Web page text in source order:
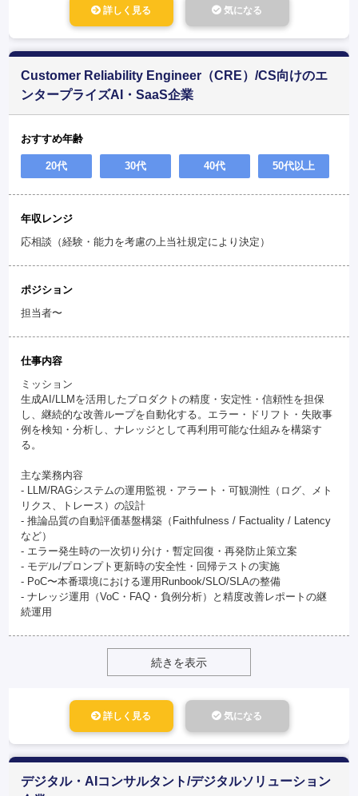
詳しく見る 気になる
Customer Reliability Engineer（CRE）/CS向けのエ
ンタープライズAI・SaaS企業
おすすめ年齢
20代 30代 40代 50代以上
年収レンジ
応相談（経験・能力を考慮の上当社規定により決定）
ポジション
担当者〜
仕事内容
ミッション
生成AI/LLMを活用したプロダクトの精度・安定性・信頼性を担保
し、継続的な改善ループを自動化する。エラー・ドリフト・失敗事
例を検知・分析し、ナレッジとして再利用可能な仕組みを構築す
る。
主な業務内容
- LLM/RAGシステムの運用監視・アラート・可観測性（ログ、メト
リクス、トレース）の設計
- 推論品質の自動評価基盤構築（Faithfulness / Factuality / Latency
など）
- エラー発生時の一次切り分け・暫定回復・再発防止策立案
- モデル/プロンプト更新時の安全性・回帰テストの実施
- PoC〜本番環境における運用Runbook/SLO/SLAの整備
- ナレッジ運用（VoC・FAQ・負例分析）と精度改善レポートの継
続運用
続きを表示
詳しく見る 気になる
デジタル・AIコンサルタント/デジタルソリューション